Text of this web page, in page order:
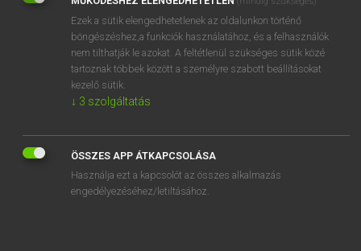
actinium
actinometer
actinotherapy
actionable
action committee
action group
actionless
Ezek a sütik elengedhetetlenek az oldalunkon történő
böngészéshez,a funkciók használatához, és a felhasználók
nem tilthatják le azokat. A feltétlenül szükséges sütik közé
tartoznak többek között a személyre szabott beállításokat
kezelő sütik.
↓ 3 szolgáltatás
ÖSSZES APP ÁTKAPCSOLÁSA
Használja ezt a kapcsolót az összes alkalmazás
engedélyezéséhez/letiltásához.